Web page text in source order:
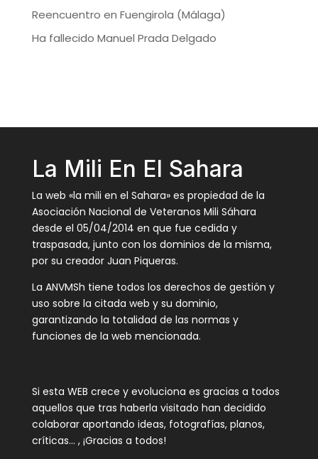
Reencuentro en Fuengirola (Málaga)
Ha fallecido Manuel Prada Delgado
La Mili En El Sahara
La web «la mili en el Sahara» es propiedad de la
Asociación Nacional de Veteranos Mili Sáhara
desde el 05/04/2014 en que fue cedida y
traspasada, junto con los dominios de la misma,
por su creador Juan Piqueras.
La ANVMSh tiene todos los derechos de gestión y
uso sobre la citada web y su dominio,
garantizando la totalidad de las normas y
funciones de la web mencionada.
Si esta WEB crece y evoluciona es gracias a todos
aquellos que tras haberla visitado han decidido
colaborar aportando ideas, fotografías, planos,
críticas… , ¡Gracias a todos!